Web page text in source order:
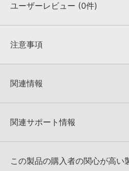
収録ファイル一覧
ユーザーレビュー (0件)
★★★★★
★5
★4
★1
注意事項
KONTAKTフォーマットは、
でお使いいただけます。無償版の
4GBを超えるデータに関するご注意：
きます際には、NTFSやHFS＋でフ
いただく必要がございます。
関連情報
マーセール！
関連サポート情報
2022.06.06
この製品の購入者の関心が高い